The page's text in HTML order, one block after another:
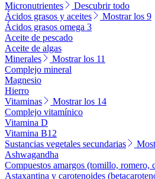
Micronutrientes
Descubrir todo
Ácidos grasos y aceites
Mostrar los 9
Ácidos grasos omega 3
Aceite de pescado
Aceite de algas
Minerales
Mostrar los 11
Complejo mineral
Magnesio
Hierro
Vitaminas
Mostrar los 14
Complejo vitamínico
Vitamina D
Vitamina B12
Sustancias vegetales secundarias
Ashwagandha
Compuestos amargos (tomillo, romero,
Astaxantina y carotenoides